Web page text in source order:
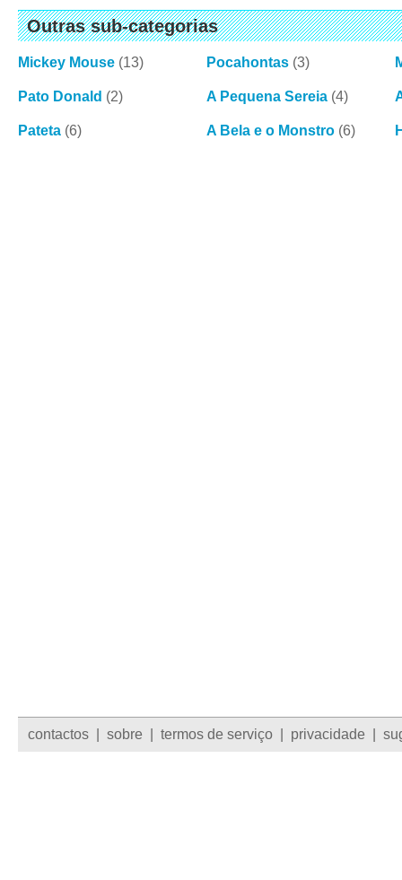
Outras sub-categorias
Mickey Mouse (13)
Pato Donald (2)
Pateta (6)
Pocahontas (3)
A Pequena Sereia (4)
A Bela e o Monstro (6)
contactos sobre termos de serviço privacidade